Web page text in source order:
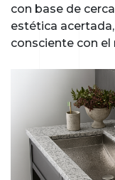
con base de
estética
consciente con